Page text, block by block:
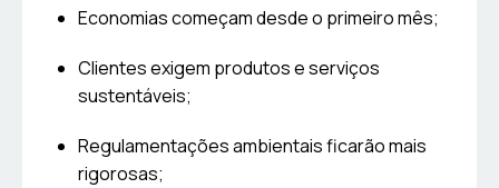
Economias começam desde o primeiro mês;
Clientes exigem produtos e serviços
sustentáveis;
Regulamentações ambientais ficarão mais
rigorosas;